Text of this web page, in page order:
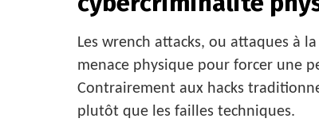
Les wrench attacks, ou attaques à
menace physique pour forcer une
Contrairement aux hacks
plutôt que les failles techniques.